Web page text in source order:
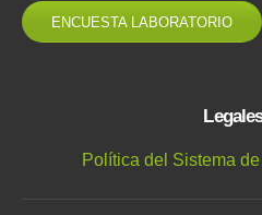
ENCUESTA LABORATORIO
Política del Sistema de